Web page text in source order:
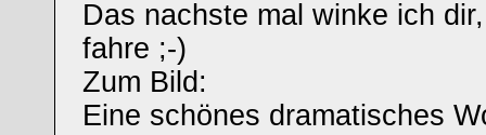
Das nachste mal winke ich
fahre ;-)
Zum Bild:
Eine schönes dramatisches